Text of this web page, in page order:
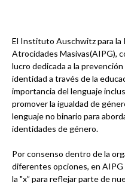
El Instituto Auschwitz para la
Atrocidades Masivas(AIPG),
lucro dedicada a la
identidad a través de la
importancia del lenguaje
promover la igualdad de
lenguaje no binario para
identidades de género.
Por consenso dentro de la
diferentes opciones, en
la "x” para reflejar parte de